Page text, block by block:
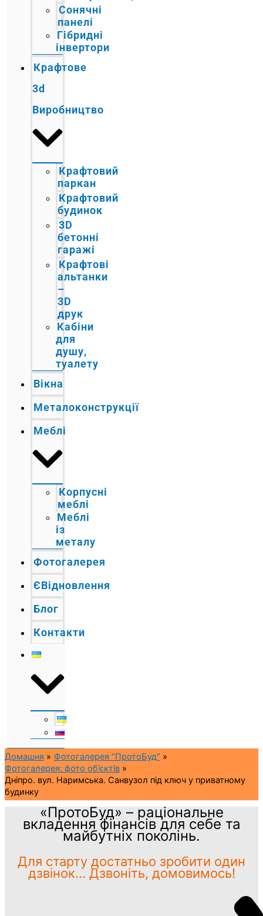
Сонячні
панелі
Гібридні
інвертори
Крафтове
3d
Виробництво
Крафтовий
паркан
Крафтовий
будинок
3D
бетонні
гаражі
Крафтові
альтанки
–
3D
друк
Кабіни
для
душу,
туалету
Вікна
Металоконструкції
Меблі
Корпусні
меблі
Меблі
із
металу
Фотогалерея
ЄВідновлення
Блог
Контакти
Домашня
Фотогалерея “ПротоБуд”
Фотогалерея: фото об’єктів
Дніпро. вул. Наримська. Санвузол під ключ у приватному
будинку
«ПротоБуд» – раціональне
вкладення фінансів для себе та
майбутніх поколінь.
Для старту достатньо зробити один
дзвінок... Дзвоніть, домовимось!